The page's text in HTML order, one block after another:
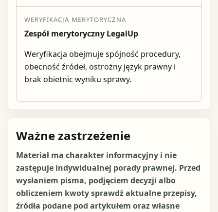
WERYFIKACJA MERYTORYCZNA
Zespół merytoryczny LegalUp
Weryfikacja obejmuje spójność procedury,
obecność źródeł, ostrożny język prawny i
brak obietnic wyniku sprawy.
Ważne zastrzeżenie
Materiał ma charakter informacyjny i nie
zastępuje indywidualnej porady prawnej. Przed
wysłaniem pisma, podjęciem decyzji albo
obliczeniem kwoty sprawdź aktualne przepisy,
źródła podane pod artykułem oraz własne